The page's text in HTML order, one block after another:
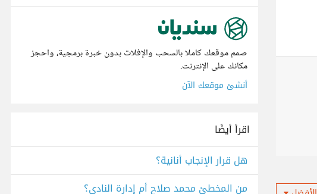
صمم موقعك كاملا بالسحب والإفلات بدون خبرة برمجية، واحجز
مكانك على الإنترنت.
أنشئ موقعك الآن
اقرأ أيضًا
هل قرار الإنجاب أنانية؟
من المخطئ محمد صلاح أم إدارة النادي؟